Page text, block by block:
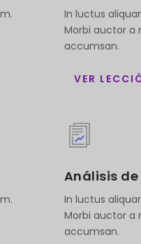
In luctus
Morbi auctor a
accumsan.
VER
Análisis de
In luctus
Morbi auctor a
accumsan.